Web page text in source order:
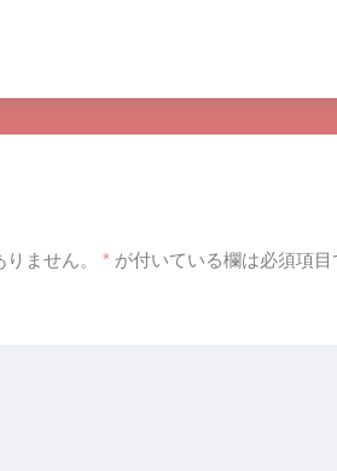
ません。 * が付いている欄は必須項目